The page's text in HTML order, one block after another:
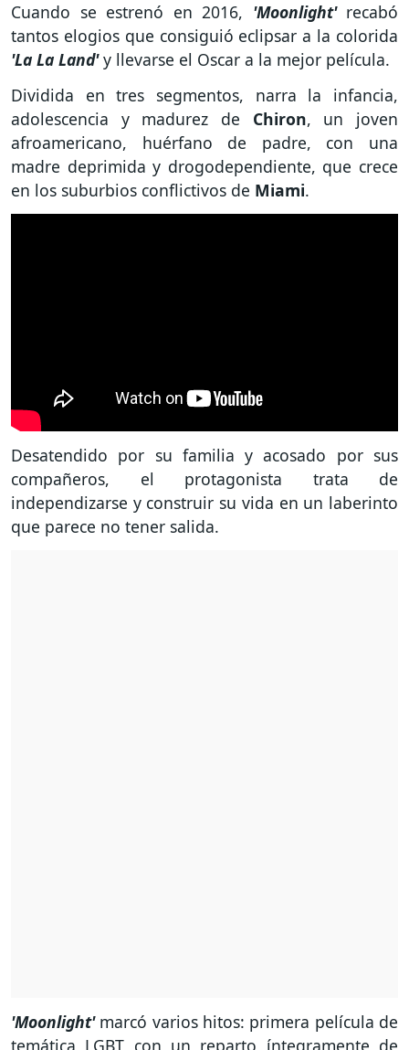
Cuando se estrenó en 2016, 'Moonlight'recabó
tantos elogios que consiguió eclipsar a la colorida
'La La Land'y llevarse el Oscar a la mejor película.
Dividida en tres segmentos, narra la infancia,
adolescencia y madurez de Chiron, un joven
afroamericano, huérfano de padre, con una
madre deprimida y drogodependiente, que crece
en los suburbios conflictivos de Miami.
Desatendido por su familia y acosado por sus
compañeros, el protagonista trata de
independizarse y construir su vida en un laberinto
que parece no tener salida.
'Moonlight'marcó varios hitos: primera película de
temática LGBT con un reparto íntegramente de